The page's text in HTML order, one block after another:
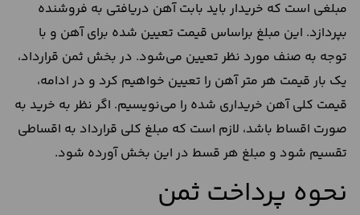
مبلغی است که خریدار باید بابت آهن دریافتی به فروشنده
بپردازد. این مبلغ براساس قیمت تعیین شده برای آهن و با
توجه به صنف مورد نظر تعیین می‌شود. در بخش ثمن قرارداد،
یک بار قیمت هر متر آهن را تعیین خواهیم کرد و در ادامه،
قیمت کلی آهن خریداری شده را می‌نویسیم. اگر نظر به خرید به
صورت اقساط باشد، لازم است که مبلغ کلی قرارداد به اقساطی
تقسیم شود و مبلغ هر قسط در این بخش آورده شود.
نحوه پرداخت ثمن